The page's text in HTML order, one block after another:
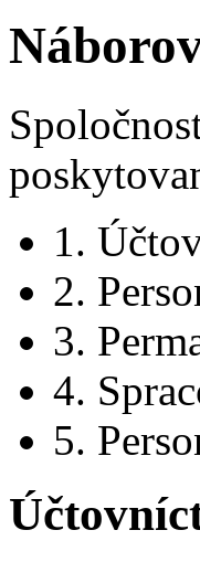
1.
2.
3.
4.
5.